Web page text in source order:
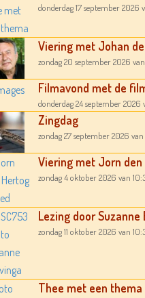
donderdag 17 september 2026
Viering met Johan
zondag 20 september 2026
Filmavond met de
donderdag 24 september 2026
Zingdag
zondag 27 september 2026
Viering met Jorn den
zondag 4 oktober 2026 van
Lezing door Suzanne
zondag 11 oktober 2026 van
Thee met een thema